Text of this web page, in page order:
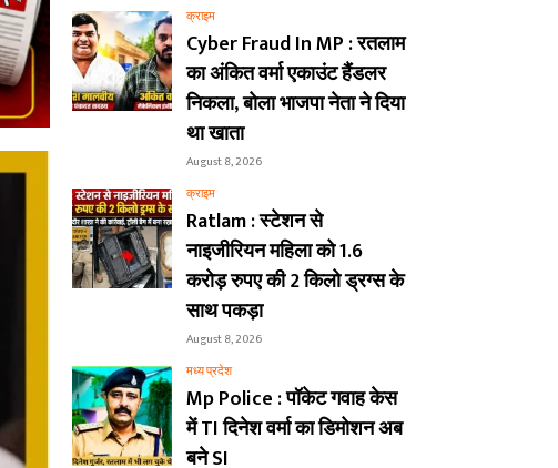
क्राइम
Cyber Fraud In MP : रतलाम
का अंकित वर्मा एकाउंट हैंडलर
निकला, बोला भाजपा नेता ने दिया
था खाता
August 8, 2026
क्राइम
Ratlam : स्टेशन से
नाइजीरियन महिला को 1.6
करोड़ रुपए की 2 किलो ड्रग्स के
साथ पकड़ा
August 8, 2026
मध्य प्रदेश
Mp Police : पॉकेट गवाह केस
में TI दिनेश वर्मा का डिमोशन अब
बने SI